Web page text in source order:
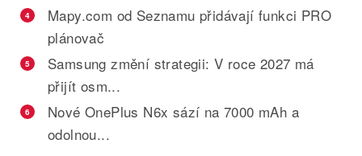
4
Mapy.com od Seznamu přidávají funkci PRO
plánovač
5
Samsung změní strategii: V roce 2027 má
přijít osm...
6
Nové OnePlus N6x sází na 7000 mAh a
odolnou...